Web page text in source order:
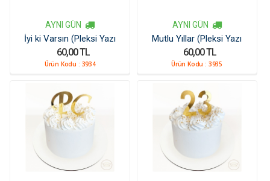
AYNI GÜN
İyi ki Varsın (Pleksi Yazı
Kücük)
60,00 TL
Ürün Kodu : 3934
AYNI GÜN
Mutlu Yıllar (Pleksi Yazı
Kücük)
60,00 TL
Ürün Kodu : 3935